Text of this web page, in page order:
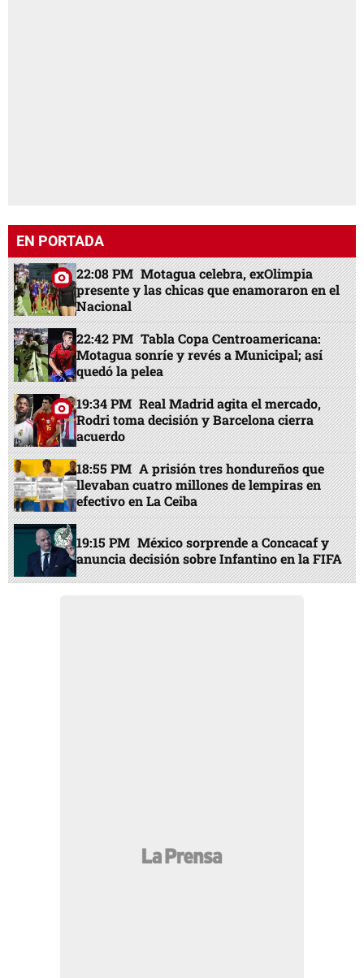
EN PORTADA
22:08 PM Motagua celebra, exOlimpia
presente y las chicas que enamoraron en el
Nacional
22:42 PM Tabla Copa Centroamericana:
Motagua sonríe y revés a Municipal; así
quedó la pelea
19:34 PM Real Madrid agita el mercado,
Rodri toma decisión y Barcelona cierra
acuerdo
18:55 PM A prisión tres hondureños que
llevaban cuatro millones de lempiras en
efectivo en La Ceiba
19:15 PM México sorprende a Concacaf y
anuncia decisión sobre Infantino en la FIFA